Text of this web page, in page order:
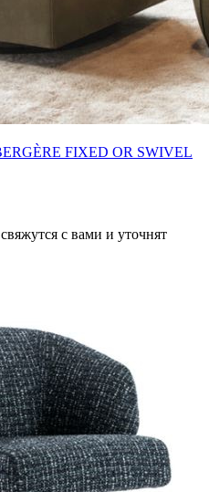
FIXED OR SWIVEL
с вами и уточнят